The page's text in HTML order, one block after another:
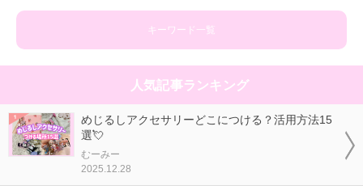
キーワード一覧
人気記事ランキング
めじるしアクセサリーどこにつける？活用方法15
選💘
むーみー
2025.12.28